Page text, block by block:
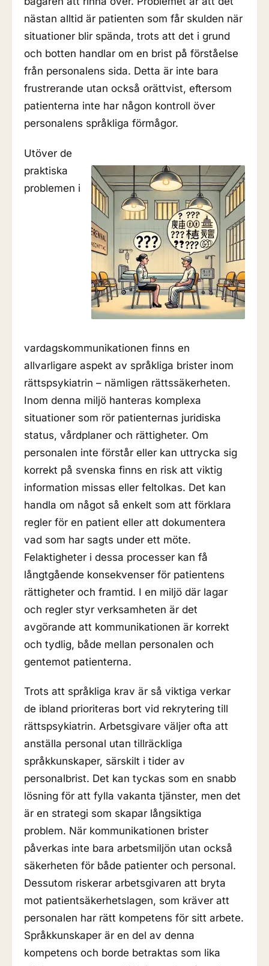
nästan alltid är patienten som får skulden när
situationer blir spända, trots att det i grund
och botten handlar om en brist på förståelse
från personalens sida. Detta är inte bara
frustrerande utan också orättvist, eftersom
patienterna inte har någon kontroll över
personalens språkliga förmågor.
Utöver de
praktiska
problemen i
vardagskommunikationen finns en
allvarligare aspekt av språkliga brister inom
rättspsykiatrin – nämligen rättssäkerheten.
Inom denna miljö hanteras komplexa
situationer som rör patienternas juridiska
status, vårdplaner och rättigheter. Om
personalen inte förstår eller kan uttrycka sig
korrekt på svenska finns en risk att viktig
information missas eller feltolkas. Det kan
handla om något så enkelt som att förklara
regler för en patient eller att dokumentera
vad som har sagts under ett möte.
Felaktigheter i dessa processer kan få
långtgående konsekvenser för patientens
rättigheter och framtid. I en miljö där lagar
och regler styr verksamheten är det
avgörande att kommunikationen är korrekt
och tydlig, både mellan personalen och
gentemot patienterna.
Trots att språkliga krav är så viktiga verkar
de ibland prioriteras bort vid rekrytering till
rättspsykiatrin. Arbetsgivare väljer ofta att
anställa personal utan tillräckliga
språkkunskaper, särskilt i tider av
personalbrist. Det kan tyckas som en snabb
lösning för att fylla vakanta tjänster, men det
är en strategi som skapar långsiktiga
problem. När kommunikationen brister
påverkas inte bara arbetsmiljön utan också
säkerheten för både patienter och personal.
Dessutom riskerar arbetsgivaren att bryta
mot patientsäkerhetslagen, som kräver att
personalen har rätt kompetens för sitt arbete.
Språkkunskaper är en del av denna
kompetens och borde betraktas som lika